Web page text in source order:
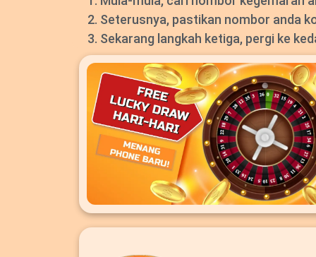
Seterusnya, pastikan nombor anda
Sekarang langkah ketiga, pergi ke